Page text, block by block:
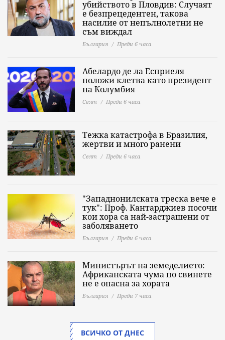
убийството в Пловдив: Случаят
е безпрецедентен, такова
насилие от непълнолетни не
съм виждал
България Преди 6 часа
Абелардо де ла Есприеля
положи клетва като президент
на Колумбия
Свят Преди 6 часа
Тежка катастрофа в Бразилия,
жертви и много ранени
Свят Преди 6 часа
"Западнонилската треска вече е
тук": Проф. Кантарджиев посочи
кои хора са най-застрашени от
заболяването
България Преди 6 часа
Министърът на земеделието:
Африканската чума по свинете
не е опасна за хората
България Преди 7 часа
ВСИЧКО ОТ ДНЕС